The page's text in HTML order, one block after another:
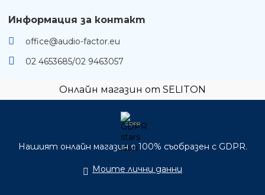
Информация за контакт
office@audio-factor.eu
02 4653685/02 9463057
Онлайн магазин от SELITON
GDPR
Нашият онлайн магазин е 100% съобразен с GDPR.
Моите лични данни